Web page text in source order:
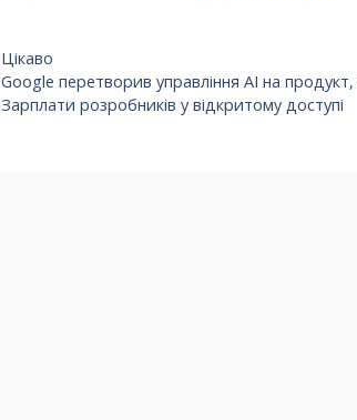
Категорії
Цікаво
Google перетворив управління AI на
Зарплати розробників у відкритому доступі